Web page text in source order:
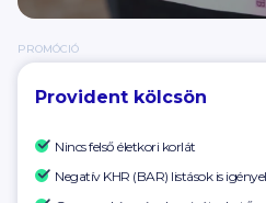
PROMÓCIÓ
Provident kölcsön
Nincs felső életkori korlát
Negatív KHR (BAR) listások is